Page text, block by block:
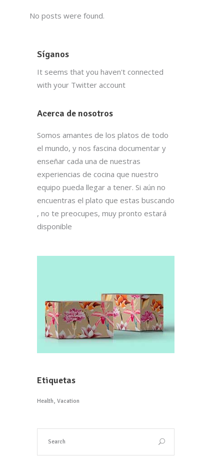
No posts were found.
Síganos
It seems that you haven't connected
with your Twitter account
Acerca de nosotros
Somos amantes de los platos de todo
el mundo, y nos fascina documentar y
enseñar cada una de nuestras
experiencias de cocina que nuestro
equipo pueda llegar a tener. Si aún no
encuentras el plato que estas buscando
, no te preocupes, muy pronto estará
disponible
Etiquetas
Health Vacation